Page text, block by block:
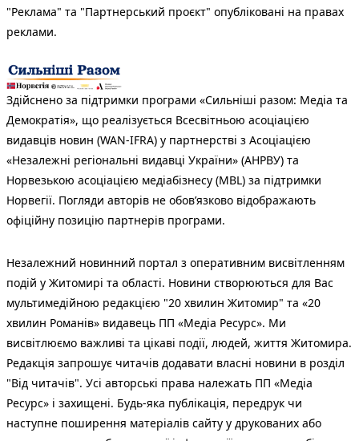
"Реклама" та "Партнерський проєкт" опубліковані на правах
реклами.
Здійснено за підтримки програми «Сильніші разом: Медіа та
Демократія», що реалізується Всесвітньою асоціацією
видавців новин (WAN-IFRA) у партнерстві з Асоціацією
«Незалежні регіональні видавці України» (АНРВУ) та
Норвезькою асоціацією медіабізнесу (MBL) за підтримки
Норвегії. Погляди авторів не обов’язково відображають
офіційну позицію партнерів програми.
Незалежний новинний портал з оперативним висвітленням
подій у Житомирі та області. Новини створюються для Вас
мультимедійною редакцією "20 хвилин Житомир" та «20
хвилин Романів» видавець ПП «Медіа Ресурс». Ми
висвітлюємо важливі та цікаві події, людей, життя Житомира.
Редакція запрошує читачів додавати власні новини в розділ
"Від читачів". Усі авторські права належать ПП «Медіа
Ресурс» і захищені. Будь-яка публiкацiя, передрук чи
наступне поширення матеріалів сайту у друкованих або